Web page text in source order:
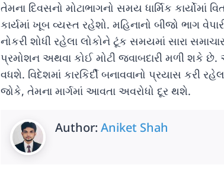
તેમના દિવસનો મોટાભાગનો સમય ધાર્મિક કાર્યોમાં
કાર્યમાં ખૂબ વ્યસ્ત રહેશો. મહિનાનો બીજો ભાગ
નોકરી શોધી રહેલા લોકોને ટૂંક સમયમાં સારા
પ્રમોશન અથવા કોઈ મોટી જવાબદારી મળી શકે છે.
વધશે. વિદેશમાં કારકિર્દી બનાવવાનો પ્રયાસ કરી
જોકે, તેમના માર્ગમાં આવતા અવરોધો દૂર થશે.
Author: Aniket Shah